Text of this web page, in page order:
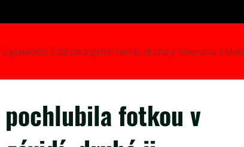
plavkách: Část sledujících závidí, druhá ji srovnává s
pochlubila fotkou v